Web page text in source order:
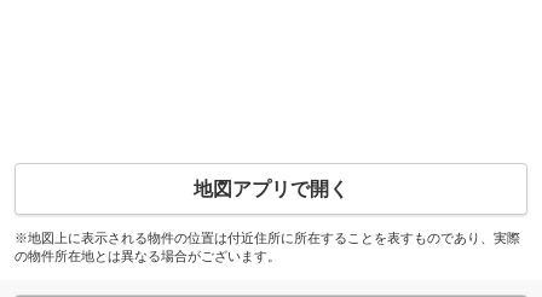
地図アプリで開く
※地図上に表示される物件の位置は付近住所に所在することを表すものであり、実際
の物件所在地とは異なる場合がございます。